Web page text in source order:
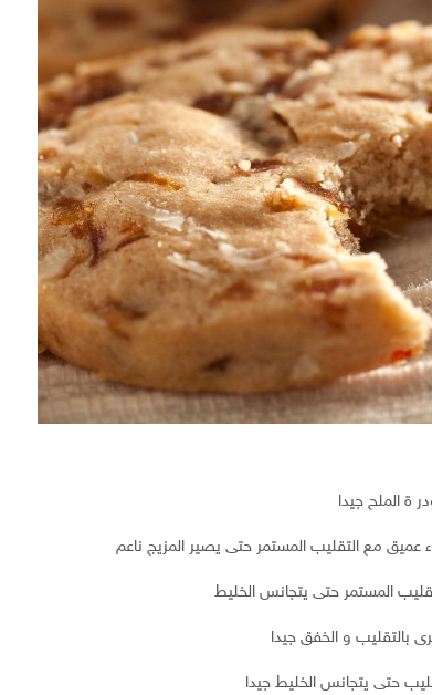
ة الملح جيدا
عميق مع التقليب المستمر حتى يصير المزيج ناعم
المستمر حتى يتجانس الخليط
بالتقليب و الخفق جيدا
حتى يتجانس الخليط جيدا